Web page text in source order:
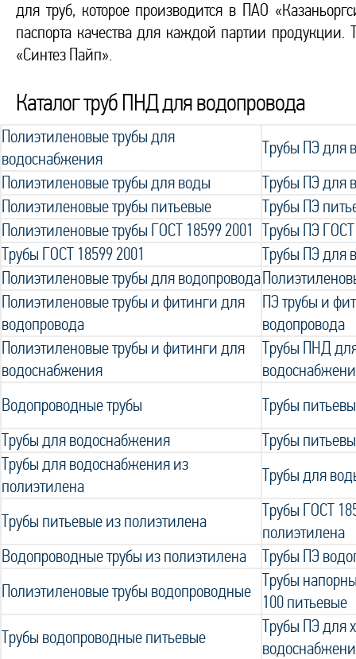
для труб, которое производится в ПАО
паспорта качества для каждой партии
«Синтез Пайп».
Каталог труб ПНД для водопровода
Полиэтиленовые трубы для
водоснабжения
Трубы ПЭ для
Полиэтиленовые трубы для воды
Трубы ПЭ для
Полиэтиленовые трубы питьевые
Трубы ПЭ
Полиэтиленовые трубы ГОСТ 18599 2001
Трубы ПЭ ГОСТ
Трубы ГОСТ 18599 2001
Трубы ПЭ для
Полиэтиленовые трубы для водопровода
Полиэтиленовые трубы и фитинги для
водопровода
ПЭ трубы и
водопровода
Полиэтиленовые трубы и фитинги для
водоснабжения
Трубы ПНД
Водопроводные трубы
Трубы
Трубы для водоснабжения
Трубы
Трубы для водоснабжения из
полиэтилена
Трубы для
Трубы питьевые из полиэтилена
Трубы ГОСТ
полиэтилена
Водопроводные трубы из полиэтилена
Трубы ПЭ
Полиэтиленовые трубы водопроводные
Трубы
100 питьевые
Трубы водопроводные питьевые
Трубы ПЭ для